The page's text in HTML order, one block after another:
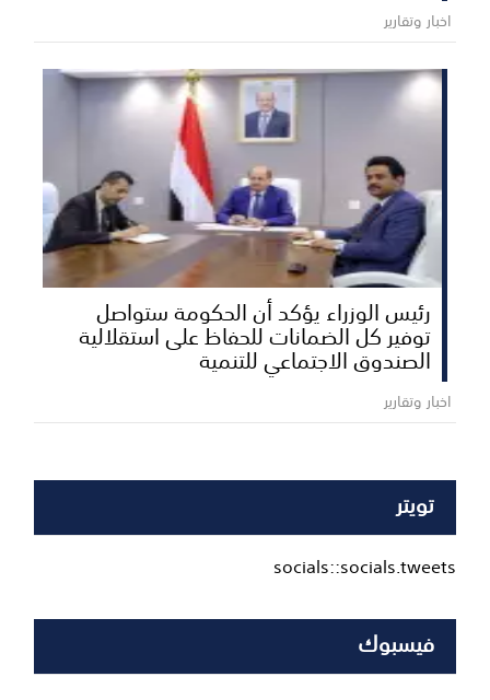
اخبار وتقارير
رئيس الوزراء يؤكد أن الحكومة ستواصل
توفير كل الضمانات للحفاظ على استقلالية
الصندوق الاجتماعي للتنمية
اخبار وتقارير
تويتر
socials::socials.tweets
فيسبوك